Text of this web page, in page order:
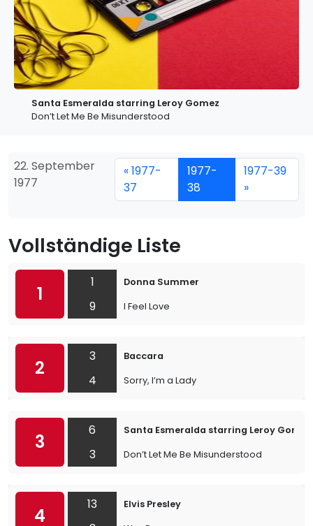
Santa Esmeralda starring Leroy Gomez
Don’t Let Me Be Misunderstood
22. September
1977
« 1977-
37
1977-
38
1977-39
»
Vollständige Liste
1
1
9
Donna Summer
I Feel Love
2
3
4
Baccara
Sorry, I’m a Lady
3
6
3
Santa Esmeralda starring Leroy Gomez
Don’t Let Me Be Misunderstood
4
13
Elvis Presley